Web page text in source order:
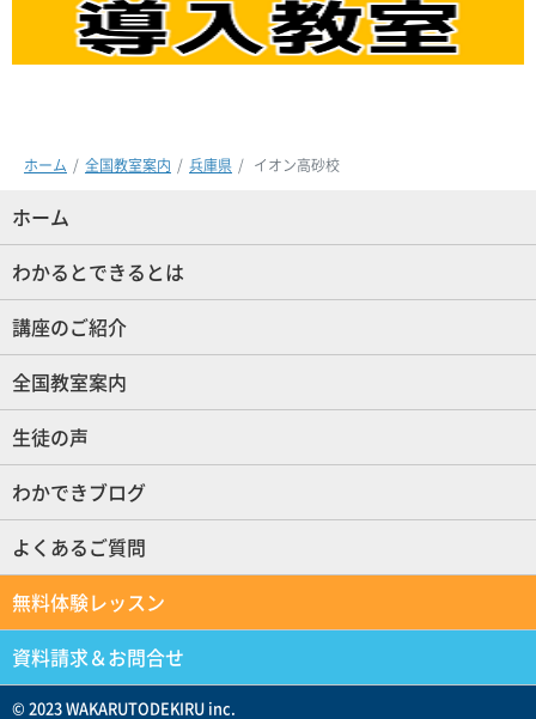
ホーム 全国教室案内 兵庫県 イオン高砂校
ホーム
わかるとできるとは
講座のご紹介
全国教室案内
生徒の声
わかできブログ
よくあるご質問
無料体験レッスン
資料請求＆お問合せ
© 2023 WAKARUTODEKIRU inc.